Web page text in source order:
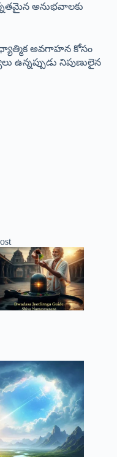
అనుభవాలకు
అవగాహన కోసం
నిపుణులైన